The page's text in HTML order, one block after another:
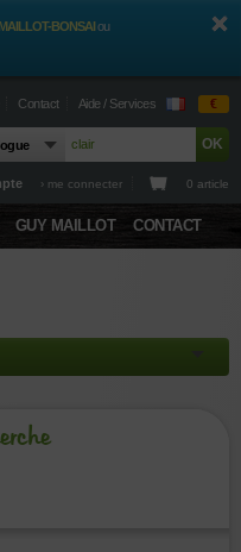
MAILLOT-BONSAIou
Contact Aide / Services €
› me connecter 0 article
GUY MAILLOT CONTACT